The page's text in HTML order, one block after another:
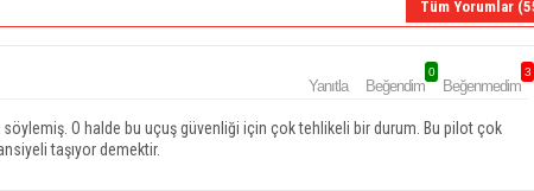
Tüm Yorumlar
Yanıtla Beğendim
0
Beğenmedim
3
O halde bu uçuş güvenliği için çok tehlikeli bir durum. Bu pilot çok
taşıyor demektir.